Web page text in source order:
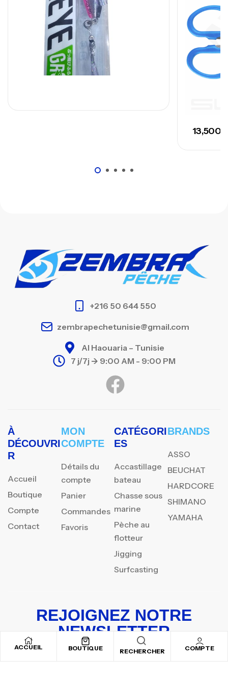
ACCUEIL BOUTIQUE RECHERCHER COMPTE
+216 50 644 550
zembrapechetunisie@gmail.com
Al Haouaria – Tunisie
7 j/7j -> 9:00 AM - 9:00 PM
À
DÉCOUVRI
R
Accueil
Boutique
Compte
Contact
MON
COMPTE
Détails du
compte
Panier
Commandes
Favoris
CATÉGORI
ES
Accastillage
bateau
Chasse sous
marine
Pèche au
flotteur
Jigging
Surfcasting
BRANDS
ASSO
BEUCHAT
HARDCORE
SHIMANO
YAMAHA
REJOIGNEZ NOTRE
NEWSLETTER
Inscrivez-vous pour recevoir nos offres spéciales